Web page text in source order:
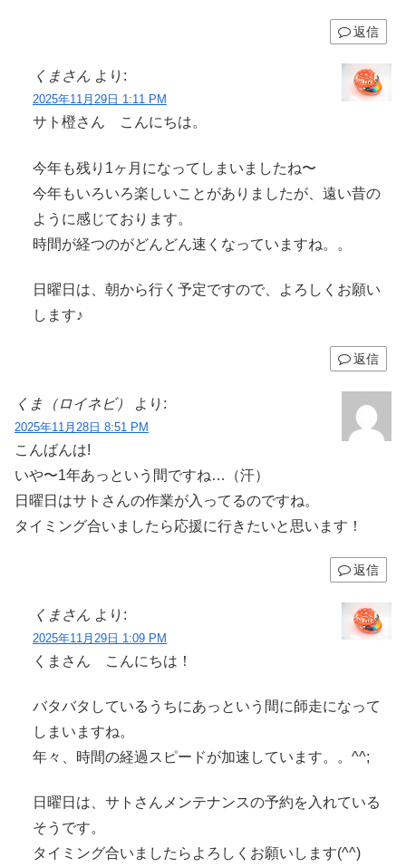
返信
くまさん より:
2025年11月29日 1:11 PM
サト橙さん こんにちは。
今年も残り1ヶ月になってしまいましたね〜
今年もいろいろ楽しいことがありましたが、遠い昔の
ように感じております。
時間が経つのがどんどん速くなっていますね。。
日曜日は、朝から行く予定ですので、よろしくお願い
します♪
返信
くま（ロイネビ） より:
2025年11月28日 8:51 PM
こんばんは!
いや〜1年あっという間ですね…（汗）
日曜日はサトさんの作業が入ってるのですね。
タイミング合いましたら応援に行きたいと思います！
返信
くまさん より:
2025年11月29日 1:09 PM
くまさん こんにちは！
バタバタしているうちにあっという間に師走になって
しまいますね。
年々、時間の経過スピードが加速しています。。^^;
日曜日は、サトさんメンテナンスの予約を入れている
そうです。
タイミング合いましたらよろしくお願いします(^^)